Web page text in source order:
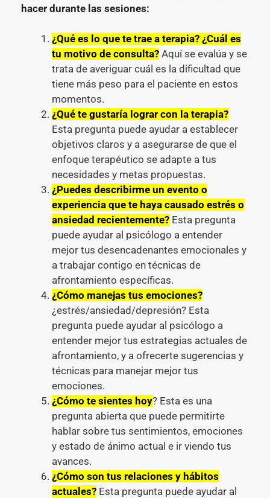
hacer durante las sesiones:
¿Qué es lo que te trae a terapia? ¿Cuál es
tu motivo de consulta? Aquí se evalúa y se
trata de averiguar cuál es la dificultad que
tiene más peso para el paciente en estos
momentos.
¿Qué te gustaría lograr con la terapia?
Esta pregunta puede ayudar a establecer
objetivos claros y a asegurarse de que el
enfoque terapéutico se adapte a tus
necesidades y metas propuestas.
¿Puedes describirme un evento o
experiencia que te haya causado estrés o
ansiedad recientemente? Esta pregunta
puede ayudar al psicólogo a entender
mejor tus desencadenantes emocionales y
a trabajar contigo en técnicas de
afrontamiento específicas.
¿Cómo manejas tus emociones?
¿estrés/ansiedad/depresión? Esta
pregunta puede ayudar al psicólogo a
entender mejor tus estrategias actuales de
afrontamiento, y a ofrecerte sugerencias y
técnicas para manejar mejor tus
emociones.
¿Cómo te sientes hoy? Esta es una
pregunta abierta que puede permitirte
hablar sobre tus sentimientos, emociones
y estado de ánimo actual e ir viendo tus
avances.
¿Cómo son tus relaciones y hábitos
actuales? Esta pregunta puede ayudar al